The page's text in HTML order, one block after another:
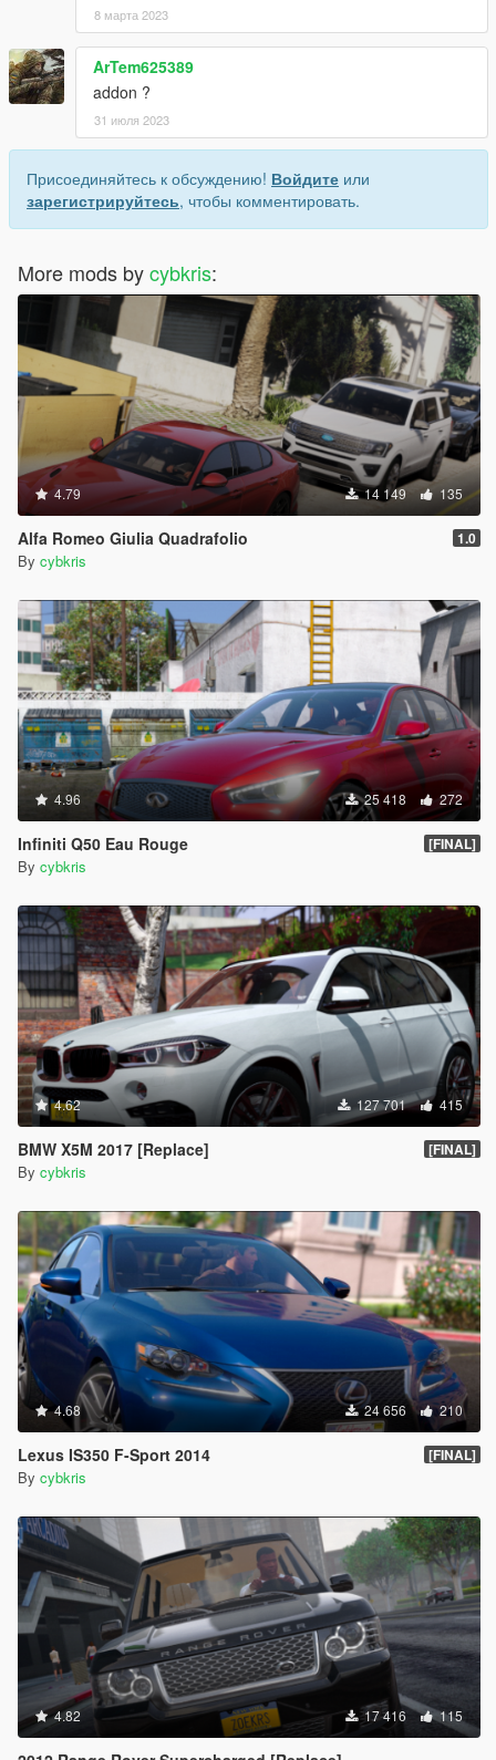
8 марта 2023
ArTem625389
addon ?
31 июля 2023
Присоединяйтесь к обсуждению! Войдите или
зарегистрируйтесь, чтобы комментировать.
More mods bycybkris:
4.79 14 149 135
Alfa Romeo Giulia Quadrafolio 1.0
By cybkris
4.96 25 418 272
Infiniti Q50 Eau Rouge [FINAL]
By cybkris
4.62 127 701 415
BMW X5M 2017 [Replace] [FINAL]
By cybkris
4.68 24 656 210
Lexus IS350 F-Sport 2014 [FINAL]
By cybkris
4.82 17 416 115